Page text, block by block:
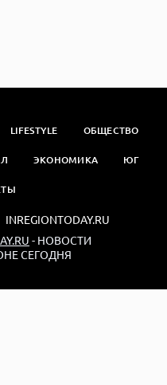
LIFESTYLE ОБЩЕСТВО
ЭКОНОМИКА ЮГ
- НОВОСТИ
СЕГОДНЯ